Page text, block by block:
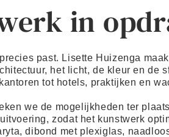
in
past. Lisette Huizenga
het licht, de kleur en de
tot hotels, praktijken en
we de mogelijkheden ter
zodat het kunstwerk
dibond met plexiglas,